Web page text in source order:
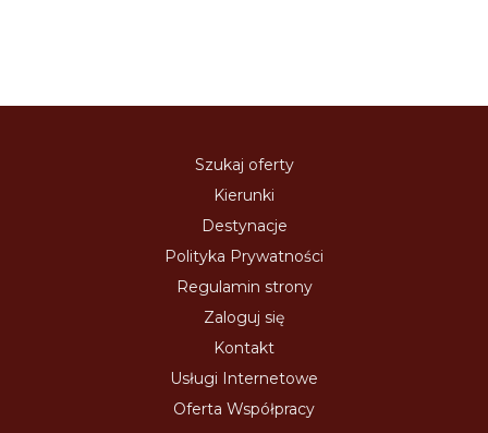
Szukaj oferty
Kierunki
Destynacje
Polityka Prywatności
Regulamin strony
Zaloguj się
Kontakt
Usługi Internetowe
Oferta Współpracy